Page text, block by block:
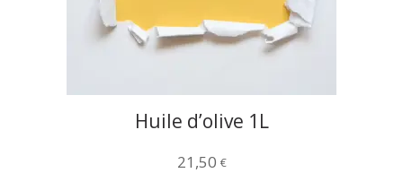
Huile d’olive 1L
21,50 €